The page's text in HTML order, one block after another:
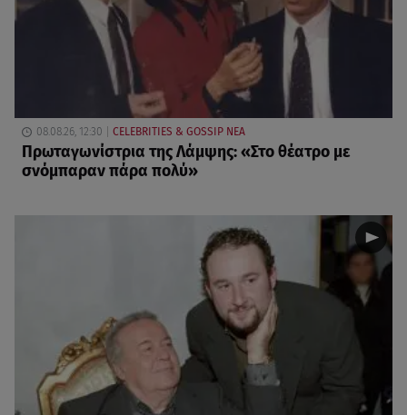
08.08.26, 12:30 CELEBRITIES & GOSSIP ΝΕΑ
Πρωταγωνίστρια της Λάμψης: «Στο θέατρο με
σνόμπαραν πάρα πολύ»